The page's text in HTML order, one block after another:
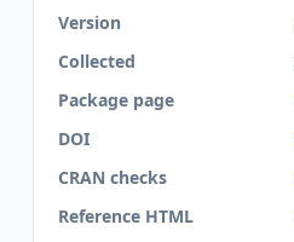
Version
Collected
Package page
DOI
CRAN checks
Reference HTML